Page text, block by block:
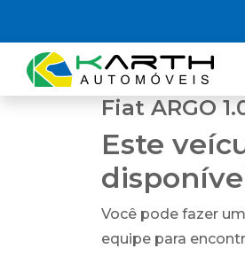
Fiat ARGO
Este
Você pode fazer
equipe para